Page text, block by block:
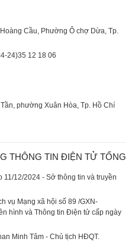
Cầu, Phường Ô chợ Dừa, Tp.
24)35 12 18 06
phường Xuân Hòa, Tp. Hồ Chí
THÔNG TIN ĐIỆN TỬ TỔNG
11/12/2024 - Sở thông tin và truyền
vụ Mạng xã hội số 89 /GXN-
hình và Thông tin Điện tử cấp ngày
Minh Tâm - Chủ tịch HĐQT.